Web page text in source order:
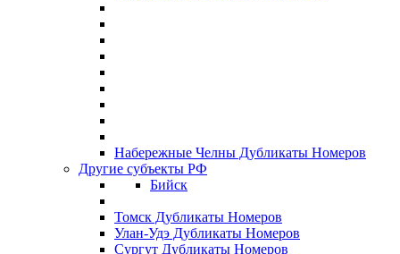
Набережные Челны Дубликаты Номеров
Другие субъекты РФ
Бийск
Томск Дубликаты Номеров
Улан-Удэ Дубликаты Номеров
Сургут Дубликаты Номеров